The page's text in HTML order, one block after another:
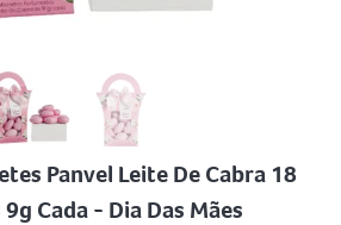
Panvel Leite De Cabra 18
Unidades 9g Cada - Dia Das Mães